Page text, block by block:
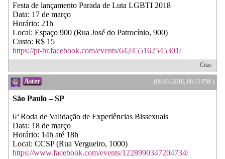
Festa de lançamento Parada de Luta LGBTI 2018
Data: 17 de março
Horário: 21h
Local: Espaço 900 (Rua José do Patrocínio, 900)
Custo: R$ 15
https://pt-br.facebook.com/events/642455162545301/
Citar
(09-03-2018, 06:15 PM )
Aster
São Paulo – SP
6ª Roda de Validação de Experiências Bissexuais
Data: 18 de março
Horário: 14h até 18h
Local: CCSP (Rua Vergueiro, 1000)
https://www.facebook.com/events/1228990347204734/